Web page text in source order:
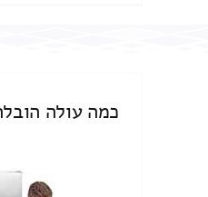
כמה עולה